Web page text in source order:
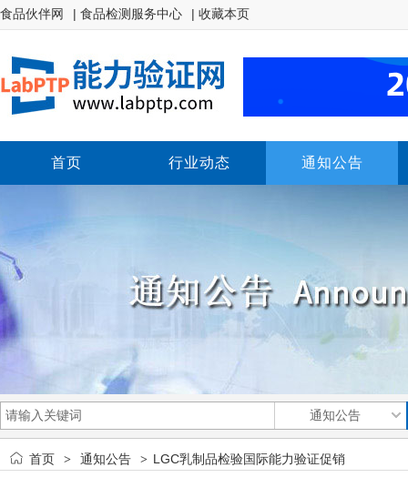
食品伙伴网 | 食品检测服务中心 | 收藏本页
首页 行业动态 通知公告
首页 > 通知公告 > LGC乳制品检验国际能力验证促销